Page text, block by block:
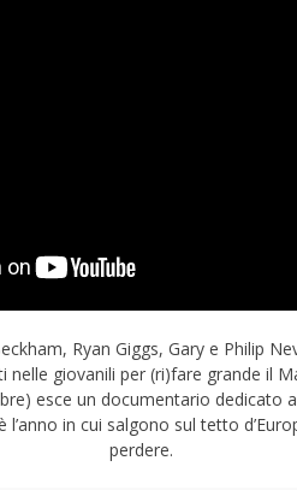
Ryan Giggs, Gary e Philip
nelle giovanili per (ri)fare grande il
esce un documentario dedicato
in cui salgono sul tetto
perdere.